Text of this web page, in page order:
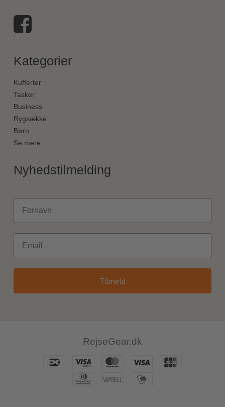
Kategorier
Kufferter
Tasker
Business
Rygsække
Børn
Se mere
Nyhedstilmelding
Fornavn
Email
Tilmeld
RejseGear.dk